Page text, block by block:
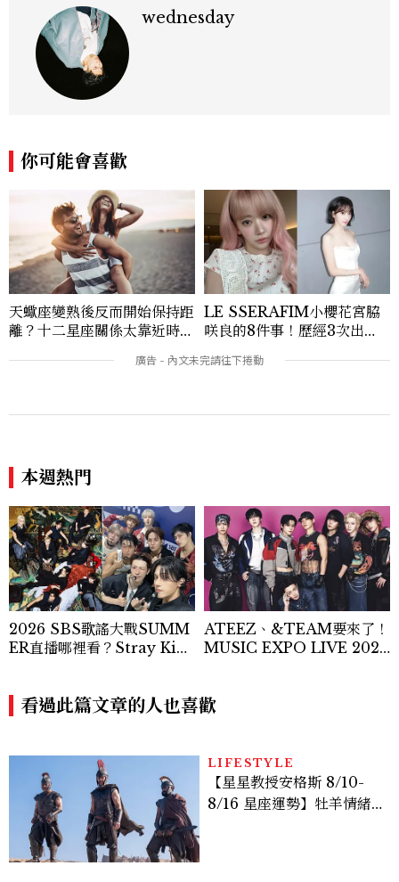
wednesday
你可能會喜歡
天蠍座變熟後反而開始保持距
離？十二星座關係太靠近時最
LE SSERAFIM小櫻花宮脇
咲良的8件事！歷經3次出
王、靠「這招」養成17吋螞蟻
本週熱門
2026 SBS歌謠大戰SUMM
ER直播哪裡看？Stray Kid
ATEEZ、&TEAM要來了！
MUSIC EXPO LIVE 2026
看過此篇文章的人也喜歡
LIFESTYLE
【星星教授安格斯 8/10-
8/16 星座運勢】牡羊情緒